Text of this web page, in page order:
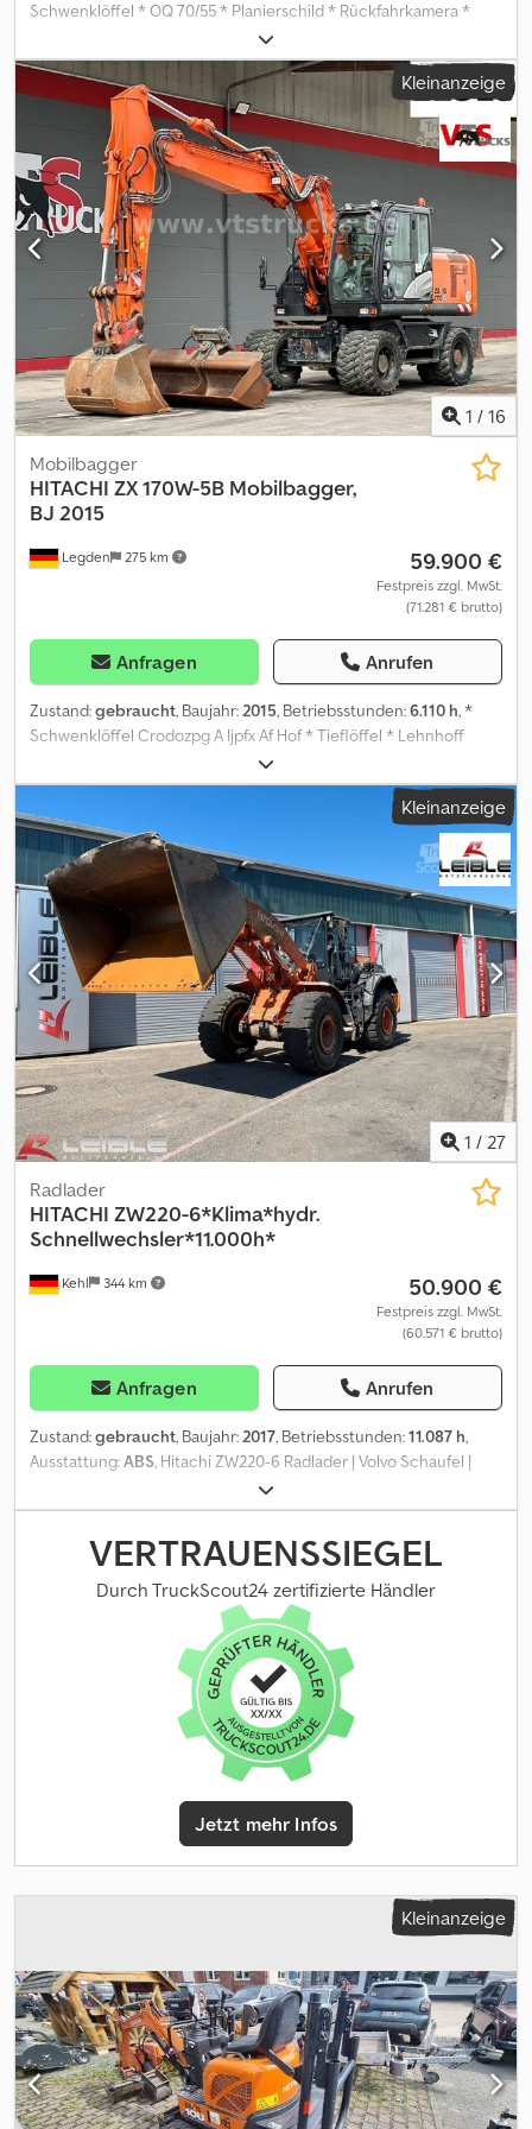
Schwenklöffel * OQ 70/55 * Planierschild * Rückfahrkamera *
Gewicht: 19.630 kg * Leistung: 128,4 kW -----Interne
Fahrzeugnummer: 12321 Cedpezpg Eijfx Af Herf Irrtümer &
Zwischenverkauf vorbehalten
Kleinanzeige
1 / 16
Legden 275 km
Mobilbagger
HITACHI ZX 170W-5B Mobilbagger,
BJ 2015
59.900 €
Festpreis zzgl. MwSt.
(71.281 € brutto)
Anfragen Anrufen
Zustand:gebraucht, Baujahr:2015, Betriebsstunden:6.110 h, *
Schwenklöffel Crodozpg A Ijpfx Af Hof * Tieflöffel * Lehnhoff
MS10 * Planierschild * Rückfahrkamera * Gewicht: 19.250 kg -----
Interne Fahrzeugnummer: 12319 Irrtümer & Zwischenverkauf
vorbehalten
Kleinanzeige
1 / 27
Kehl 344 km
Radlader
HITACHI ZW220-6*Klima*hydr.
Schnellwechsler*11.000h*
50.900 €
Festpreis zzgl. MwSt.
(60.571 € brutto)
Anfragen Anrufen
Zustand:gebraucht, Baujahr:2017, Betriebsstunden:11.087 h,
Ausstattung:ABS, Hitachi ZW220-6 Radlader | Volvo Schaufel |
Schnellwechsler | Zentralschmierung Seriennummer: 0000278
FAHRZEHRGESTELL / AUSSTATTUNG * Knickgelenkter Radlader *
Zentralschmieranlage * Arbeitsscheinwerfer Credpfxezp Sx Ij Af
Hef * Rundumkennleuchte ANBAUGERÄTE * Volvo-Schaufel,
Modell B2014 * Hydraulischer Schnellwechsler *
Joysticksteuerung * Automatische Schaufel- und
Hubwerksfunktionen BEREIFUNG * Bereifung: 23.5 R25 MOTOR /
GETRIEBE * Cummins QSB6.7, 6-Zylinder-Dieselmotor * 149 kW
(203 PS) * 6.690 cm³ Hubraum * Abgasstufe EU Stage IV *
Automatikgetriebe * Fahrtrichtungsumschaltung am Joystick
KABINE / AUSSTATTUNG * Klimaanlage * Radio * Ergonomische
Joystickbedienung * Digitales Informationsdisplay GEWICHTE *
Zulässige Gesamtmasse: 18.600 kg * Zulässige Vorderachslast:
8.800 kg * Zulässige Hinterachslast: 10.200 kg SONSTIGES *
Baujahr: 2017 * Betriebsstunden: 11.087,5 h * Radstand: 3.300 mm --
--Auch nach dem Kauf lassen wir Sie nicht alleine: Wir
Verladung. Sprechen Sie uns einfach an ? wir helfen Ihnen gerne
weiter! Wir sprechen Deutsch, Englisch und Russisch. Alle
Schreibfehler sowie Zwischenverkauf vorbehalten.----Über uns:
Leible Nutzfahrzeuge ist ein familiengeführtes Unternehmen mit
Sitz in Kehl am Rhein. Seit vielen Jahren stehen wir für Erfahrung,
Verlässlichkeit und Kompetenz im Bereich Aufbereitung und
Vertrieb von Nutzfahrzeugen und Baumaschinen. Unsere Stärke
liegt im An- und Verkauf neuer und gebrauchter Nutzfahrzeuge,
VERTRAUENSSIEGEL
Durch TruckScout24 zertifizierte Händler
Jetzt mehr Infos
Kleinanzeige